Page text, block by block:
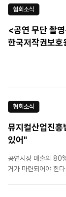
정에도 더욱 탄력이
협회소식
<공연 무단 촬
한국저작권보호
협회소식
뮤지컬산업진흥
있어"
공연시장 매출의
거가 마련되어야 한